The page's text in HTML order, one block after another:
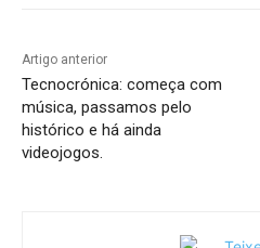
Artigo anterior
Tecnocrónica: começa com
música, passamos pelo
histórico e há ainda
videojogos.